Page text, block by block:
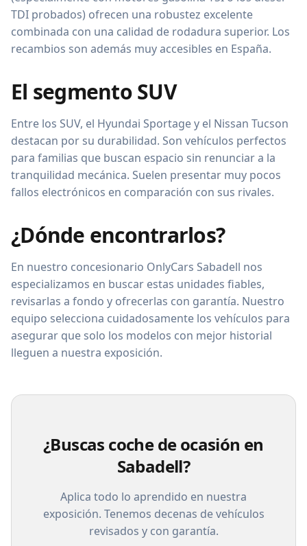
TDI probados) ofrecen una robustez excelente
combinada con una calidad de rodadura superior. Los
recambios son además muy accesibles en España.
El segmento SUV
Entre los SUV, el Hyundai Sportage y el Nissan Tucson
destacan por su durabilidad. Son vehículos perfectos
para familias que buscan espacio sin renunciar a la
tranquilidad mecánica. Suelen presentar muy pocos
fallos electrónicos en comparación con sus rivales.
¿Dónde encontrarlos?
En nuestro concesionario OnlyCars Sabadell nos
especializamos en buscar estas unidades fiables,
revisarlas a fondo y ofrecerlas con garantía. Nuestro
equipo selecciona cuidadosamente los vehículos para
asegurar que solo los modelos con mejor historial
lleguen a nuestra exposición.
¿Buscas coche de ocasión en
Sabadell?
Aplica todo lo aprendido en nuestra
exposición. Tenemos decenas de vehículos
revisados y con garantía.